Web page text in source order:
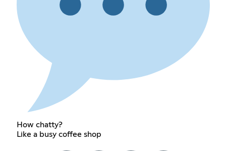
How chatty?
Like a busy coffee shop